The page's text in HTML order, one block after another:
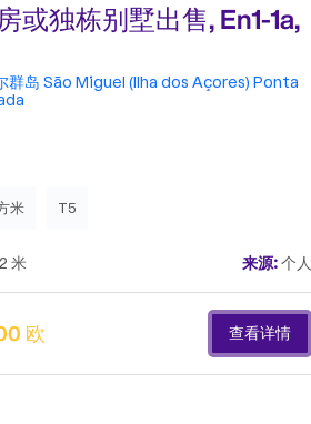
或独栋别墅出售, En1-1a,
群岛 São Miguel (Ilha dos Açores) Ponta
米 T5
米 来源:个人
欧 查看详情